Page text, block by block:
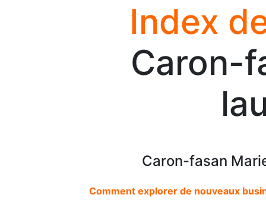
Index
Caron-
Caron-fasan
Comment explorer de nouveaux